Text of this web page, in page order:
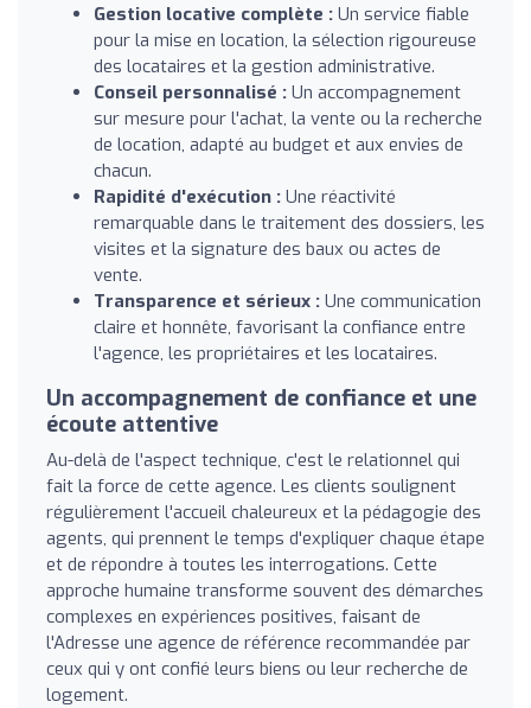
Gestion locative complète : Un service fiable
pour la mise en location, la sélection rigoureuse
des locataires et la gestion administrative.
Conseil personnalisé : Un accompagnement
sur mesure pour l'achat, la vente ou la recherche
de location, adapté au budget et aux envies de
chacun.
Rapidité d'exécution : Une réactivité
remarquable dans le traitement des dossiers, les
visites et la signature des baux ou actes de
vente.
Transparence et sérieux : Une communication
claire et honnête, favorisant la confiance entre
l'agence, les propriétaires et les locataires.
Un accompagnement de confiance et une
écoute attentive
Au-delà de l'aspect technique, c'est le relationnel qui
fait la force de cette agence. Les clients soulignent
régulièrement l'accueil chaleureux et la pédagogie des
agents, qui prennent le temps d'expliquer chaque étape
et de répondre à toutes les interrogations. Cette
approche humaine transforme souvent des démarches
complexes en expériences positives, faisant de
l'Adresse une agence de référence recommandée par
ceux qui y ont confié leurs biens ou leur recherche de
logement.